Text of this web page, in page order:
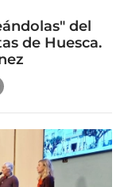
del
de Huesca.